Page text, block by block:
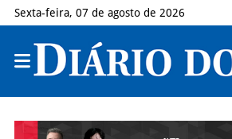
Sexta-feira, 07 de agosto de 2026